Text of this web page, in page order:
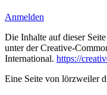
Anmelden
Die Inhalte auf dieser
unter der Creative-
International. https://
Eine Seite von lörzweiler